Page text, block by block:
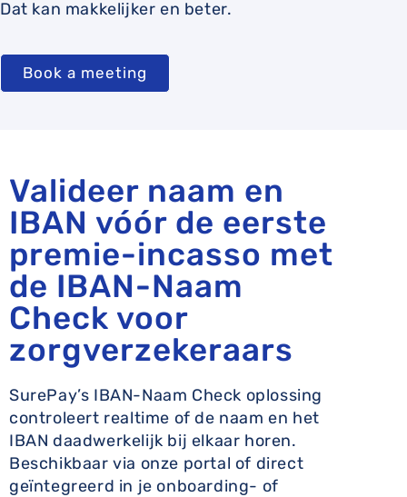
Dat kan makkelijker en beter.
Book a meeting
Valideer naam en
IBAN vóór de eerste
premie-incasso met
de IBAN-Naam
Check voor
zorgverzekeraars
SurePay’s IBAN-Naam Check oplossing
controleert realtime of de naam en het
IBAN daadwerkelijk bij elkaar horen.
Beschikbaar via onze portal of direct
geïntegreerd in je onboarding- of